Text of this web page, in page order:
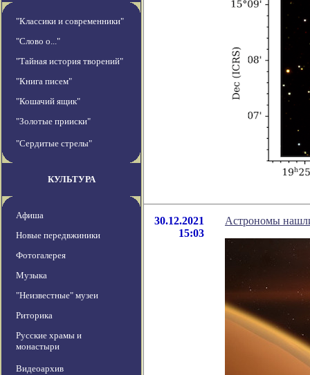
"Классики и современники"
"Слово о..."
"Тайная история творений"
"Книга писем"
"Кошачий ящик"
"Золотые прииски"
"Сердитые стрелы"
КУЛЬТУРА
Афиша
Новые передвжиники
Фотогалерея
Музыка
"Неизвестные" музеи
Риторика
Русские храмы и
монастыри
Видеоархив
30.12.2021
15:03
Астрономы